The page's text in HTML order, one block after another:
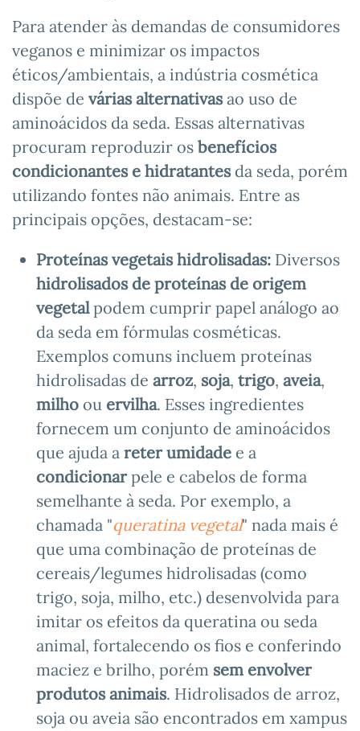
Para atender às demandas de consumidores
veganos e minimizar os impactos
éticos/ambientais, a indústria cosmética
dispõe de várias alternativasao uso de
aminoácidos da seda. Essas alternativas
procuram reproduzir os benefícios
condicionantes e hidratantesda seda, porém
utilizando fontes não animais. Entre as
principais opções, destacam-se:
Proteínas vegetais hidrolisadas: Diversos
hidrolisados de proteínas de origem
vegetalpodem cumprir papel análogo ao
da seda em fórmulas cosméticas.
Exemplos comuns incluem proteínas
hidrolisadas de arroz, soja, trigo, aveia,
milho ou ervilha. Esses ingredientes
fornecem um conjunto de aminoácidos
que ajuda a reter umidade e a
condicionarpele e cabelos de forma
semelhante à seda. Por exemplo, a
chamada "queratina vegetal" nada mais é
que uma combinação de proteínas de
cereais/legumes hidrolisadas (como
trigo, soja, milho, etc.) desenvolvida para
imitar os efeitos da queratina ou seda
animal, fortalecendo os fios e conferindo
maciez e brilho, porém sem envolver
produtos animais. Hidrolisados de arroz,
soja ou aveia são encontrados em xampus